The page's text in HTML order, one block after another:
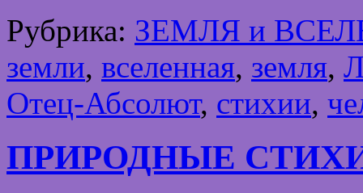
Рубрика: ЗЕМЛЯ и
земли, вселенная, земля,
Отец-Абсолют, стихии,
ПРИРОДНЫЕ